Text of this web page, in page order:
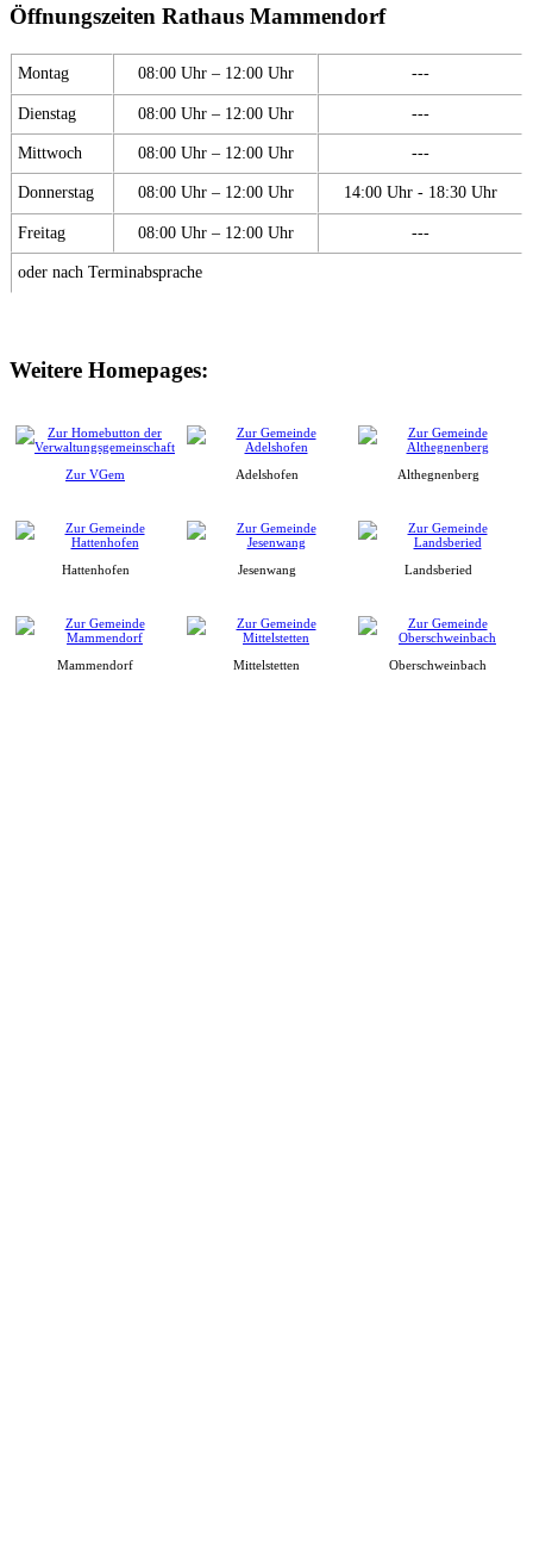
Öffnungszeiten Rathaus Mammendorf
Montag 08:00 Uhr – 12:00 Uhr ---
Dienstag 08:00 Uhr – 12:00 Uhr ---
Mittwoch 08:00 Uhr – 12:00 Uhr ---
Donnerstag 08:00 Uhr – 12:00 Uhr 14:00 Uhr - 18:30 Uhr
Freitag 08:00 Uhr – 12:00 Uhr ---
oder nach Terminabsprache
Weitere Homepages:
Zur VGem Adelshofen Althegnenberg
Hattenhofen Jesenwang Landsberied
Mammendorf Mittelstetten Oberschweinbach